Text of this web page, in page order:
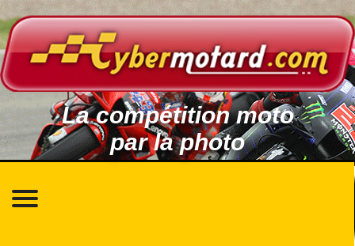
La compétition moto
par la photo